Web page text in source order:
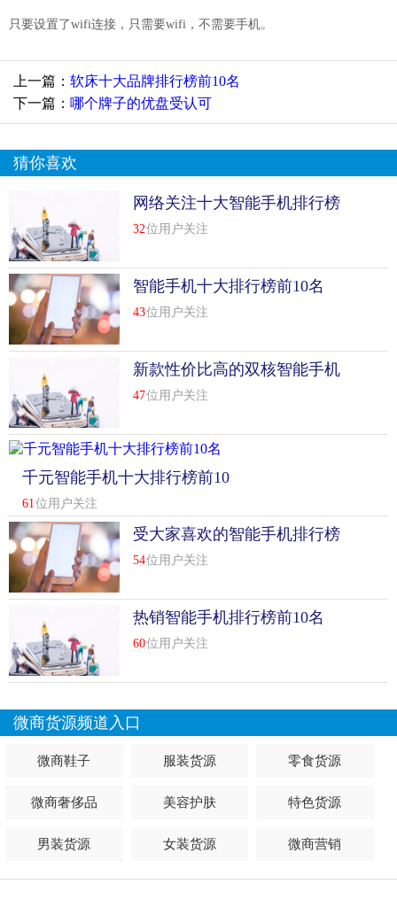
只要设置了wifi连接，只需要wifi，不需要手机。
上一篇： 软床十大品牌排行榜前10名
下一篇： 哪个牌子的优盘受认可
猜你喜欢
网络关注十大智能手机排行榜
前10名
32位用户关注
智能手机十大排行榜前10名
43位用户关注
新款性价比高的双核智能手机
排行榜前10名
47位用户关注
千元智能手机十大排行榜前10
名
61位用户关注
受大家喜欢的智能手机排行榜
前10名
54位用户关注
热销智能手机排行榜前10名
60位用户关注
微商货源频道入口
微商鞋子 服装货源 零食货源
微商奢侈品 美容护肤 特色货源
男装货源 女装货源 微商营销